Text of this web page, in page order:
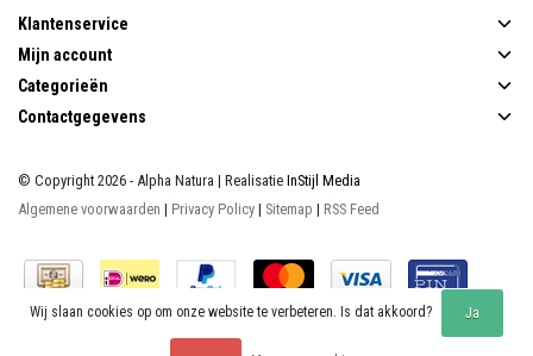
Klantenservice
Mijn account
Categorieën
Contactgegevens
© Copyright 2026 - Alpha Natura | Realisatie InStijl Media
Algemene voorwaarden | Privacy Policy | Sitemap | RSS Feed
Wij slaan cookies op om onze website te verbeteren. Is dat akkoord? Ja